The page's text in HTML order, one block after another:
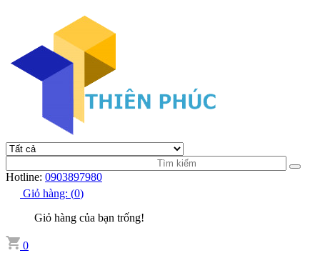
Hotline: 0903897980
Giỏ hàng: (0)
Giỏ hàng của bạn trống!
0